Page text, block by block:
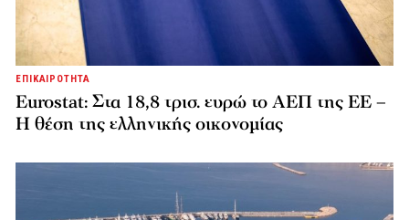
ΕΠΙΚΑΙΡΟΤΗΤΑ
Eurostat: Στα 18,8 τρισ. ευρώ το ΑΕΠ της ΕΕ –
Η θέση της ελληνικής οικονομίας